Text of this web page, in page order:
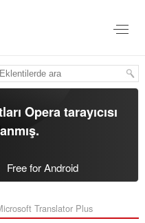
Opera tarayıcısı
Free for Android
Translator Plus‎